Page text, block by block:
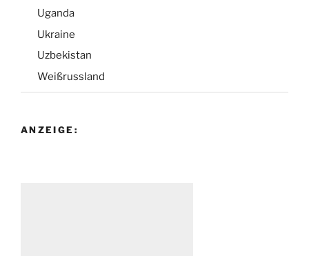
Uganda
Ukraine
Uzbekistan
Weißrussland
ANZEIGE: